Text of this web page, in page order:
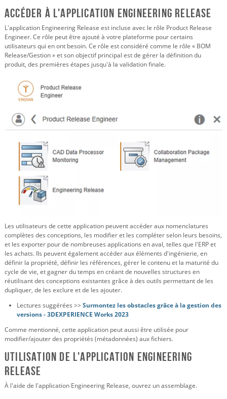
Accéder à l'application Engineering Release
L'application Engineering Release est incluse avec le rôle Product Release
Engineer. Ce rôle peut être ajouté à votre plateforme pour certains
utilisateurs qui en ont besoin. Ce rôle est considéré comme le rôle « BOM
Release/Gestion » et son objectif principal est de gérer la définition du
produit, des premières étapes jusqu'à la validation finale.
Les utilisateurs de cette application peuvent accéder aux nomenclatures
complètes des conceptions, les modifier et les compléter selon leurs besoins,
et les exporter pour de nombreuses applications en aval, telles que l'ERP et
les achats. Ils peuvent également accéder aux éléments d'ingénierie, en
définir la propriété, définir les références, gérer le contenu et la maturité du
cycle de vie, et gagner du temps en créant de nouvelles structures en
réutilisant des conceptions existantes grâce à des outils permettant de les
dupliquer, de les exclure et de les ajouter.
Lectures suggérées >> Surmontez les obstacles grâce à la gestion des
versions - 3DEXPERIENCE Works 2023
Comme mentionné, cette application peut aussi être utilisée pour
modifier/ajouter des propriétés (métadonnées) aux fichiers.
Utilisation de l'application Engineering
Release
À l'aide de l'application Engineering Release, ouvrez un assemblage.